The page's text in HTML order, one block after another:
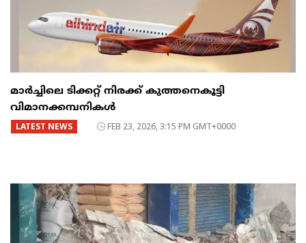
മാർച്ചിലെ ടിക്കറ്റ് നിരക്ക് കുത്തനെകൂട്ടി
വിമാനക്കമ്പനികൾ
LATEST NEWS FEB 23, 2026, 3:15 PM GMT+0000